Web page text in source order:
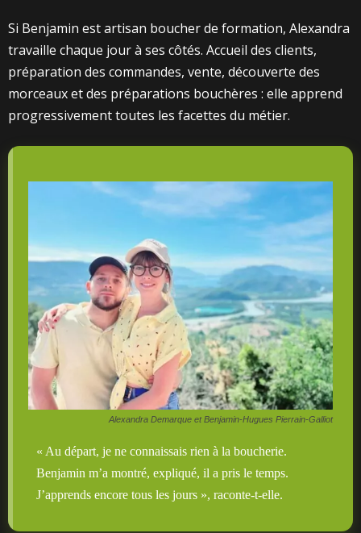
Si Benjamin est artisan boucher de formation, Alexandra
travaille chaque jour à ses côtés. Accueil des clients,
préparation des commandes, vente, découverte des
morceaux et des préparations bouchères : elle apprend
progressivement toutes les facettes du métier.
Alexandra Demarque et Benjamin-Hugues Pierrain-Galliot
« Au départ, je ne connaissais rien à la boucherie.
Benjamin m’a montré, expliqué, il a pris le temps.
J’apprends encore tous les jours », raconte-t-elle.